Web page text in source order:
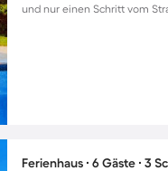
und nur einen Schritt vom
Ferienhaus ∙ 6 Gäste ∙ 3